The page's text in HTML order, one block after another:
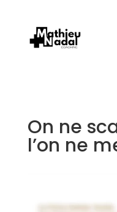
On ne
l’on ne